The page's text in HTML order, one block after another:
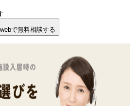
webで無料相談する